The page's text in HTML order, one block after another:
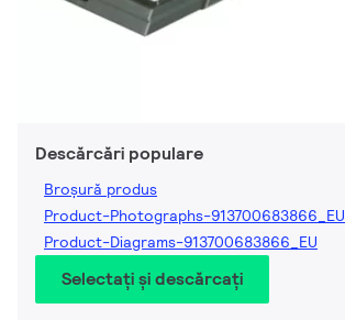
Descărcări populare
Broșură produs
Product-Photographs-913700683866_EU
Product-Diagrams-913700683866_EU
Selectați și descărcați